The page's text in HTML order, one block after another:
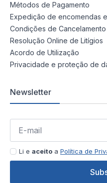
Métodos de Pagamento
Expedição de encomendas
Condições de Cancelamento
Resolução Online de Litígios
Acordo de Utilização
Privacidade e proteção de
Newsletter
Li e aceito a Política de